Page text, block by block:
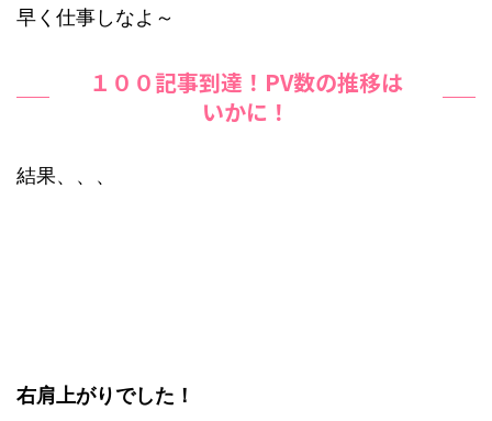
早く仕事しなよ～
１００記事到達！PV数の推移は
いかに！
結果、、、
右肩上がりでした！